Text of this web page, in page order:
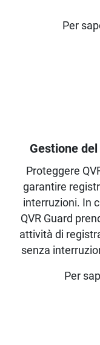
Per
Gestione
Proteggere
garantire
interruzioni. In
QVR Guard
attività di
senza
Per